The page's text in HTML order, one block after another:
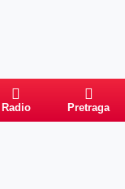
Radio Pretraga